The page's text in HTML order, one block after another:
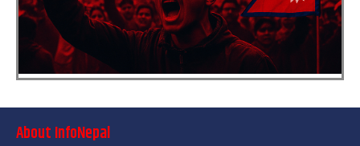
About InfoNepal